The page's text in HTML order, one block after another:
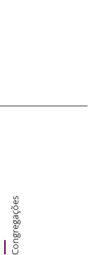
Congregações